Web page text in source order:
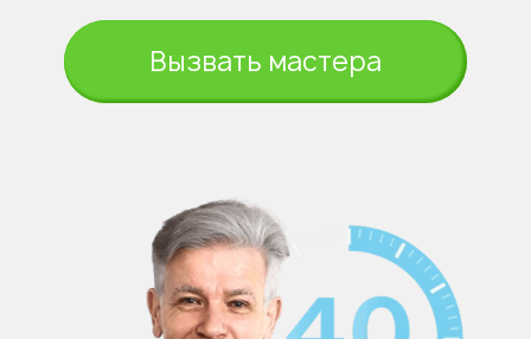
Вызвать мастера